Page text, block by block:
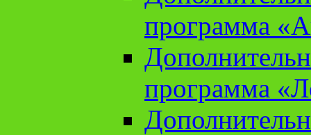
программа
программа